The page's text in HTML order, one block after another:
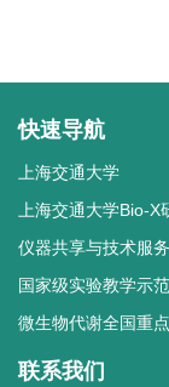
快速导航
上海交通大学
上海交通大学Bio-X
仪器共享与技术服
国家级实验教学示
微生物代谢全国重
联系我们